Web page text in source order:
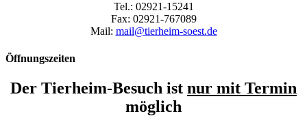
Tel.: 02921-15241
Fax: 02921-767089
Mail: mail@tierheim-soest.de
Öffnungszeiten
Der Tierheim-Besuch ist nur mit Termin
möglich